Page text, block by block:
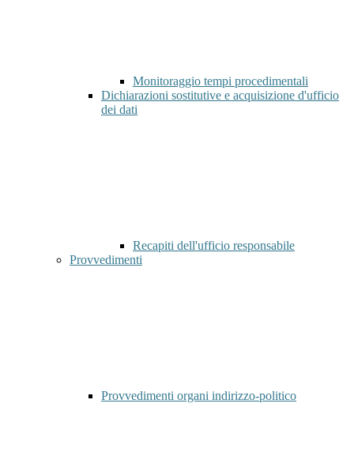
Monitoraggio tempi procedimentali
Dichiarazioni sostitutive e acquisizione d'ufficio
dei dati
Recapiti dell'ufficio responsabile
Provvedimenti
Provvedimenti organi indirizzo-politico